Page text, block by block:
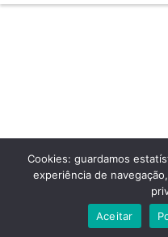
TODOS OS
Cookies: guardamos
experiência de
Aceitar